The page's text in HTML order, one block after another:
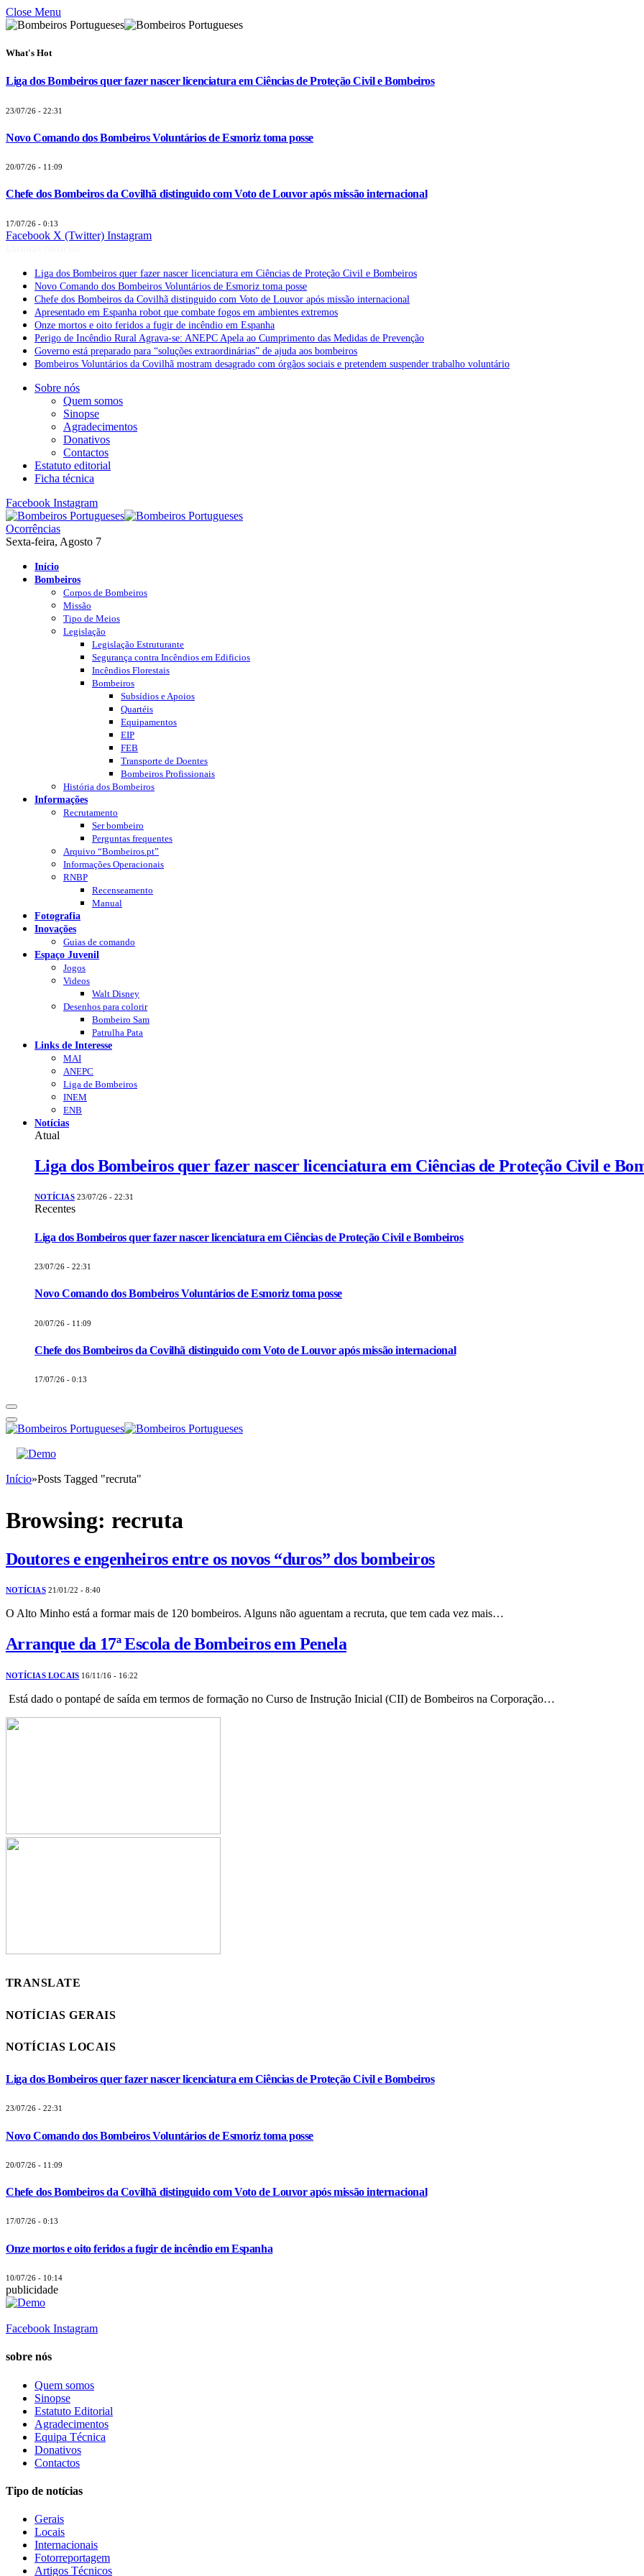
Close Menu
What's Hot
Liga dos Bombeiros quer fazer nascer licenciatura em Ciências de Proteção Civil e Bombeiros
23/07/26 - 22:31
Novo Comando dos Bombeiros Voluntários de Esmoriz toma posse
20/07/26 - 11:09
Chefe dos Bombeiros da Covilhã distinguido com Voto de Louvor após missão internacional
17/07/26 - 0:13
Facebook X (Twitter) Instagram
Liga dos Bombeiros quer fazer nascer licenciatura em Ciências de Proteção Civil e Bombeiros
Novo Comando dos Bombeiros Voluntários de Esmoriz toma posse
Chefe dos Bombeiros da Covilhã distinguido com Voto de Louvor após missão internacional
Apresentado em Espanha robot que combate fogos em ambientes extremos
Onze mortos e oito feridos a fugir de incêndio em Espanha
Perigo de Incêndio Rural Agrava-se: ANEPC Apela ao Cumprimento das Medidas de Prevenção
Governo está preparado para “soluções extraordinárias” de ajuda aos bombeiros
Bombeiros Voluntários da Covilhã mostram desagrado com órgãos sociais e pretendem suspender trabalho voluntário
Sobre nós
Quem somos
Sinopse
Agradecimentos
Donativos
Contactos
Estatuto editorial
Ficha técnica
Facebook Instagram
Ocorrências
Sexta-feira, Agosto 7
Início
Bombeiros
Corpos de Bombeiros
Missão
Tipo de Meios
Legislação
Legislação Estruturante
Segurança contra Incêndios em Edificios
Incêndios Florestais
Bombeiros
Subsídios e Apoios
Quartéis
Equipamentos
EIP
FEB
Transporte de Doentes
Bombeiros Profissionais
História dos Bombeiros
Informações
Recrutamento
Ser bombeiro
Perguntas frequentes
Arquivo “Bombeiros.pt”
Informações Operacionais
RNBP
Recenseamento
Manual
Fotografia
Inovações
Guias de comando
Espaço Juvenil
Jogos
Videos
Walt Disney
Desenhos para colorir
Bombeiro Sam
Patrulha Pata
Links de Interesse
MAI
ANEPC
Liga de Bombeiros
INEM
ENB
Notícias
Atual
Liga dos Bombeiros quer fazer nascer licenciatura em Ciências de Proteção Civil e
NOTÍCIAS 23/07/26 - 22:31
Recentes
Liga dos Bombeiros quer fazer nascer licenciatura em Ciências de Proteção Civil e Bombeiros
23/07/26 - 22:31
Novo Comando dos Bombeiros Voluntários de Esmoriz toma posse
20/07/26 - 11:09
Chefe dos Bombeiros da Covilhã distinguido com Voto de Louvor após missão internacional
17/07/26 - 0:13
Início»Posts Tagged "recruta"
Browsing: recruta
Doutores e engenheiros entre os novos “duros” dos bombeiros
NOTÍCIAS 21/01/22 - 8:40
O Alto Minho está a formar mais de 120 bombeiros. Alguns não aguentam a recruta, que tem cada vez mais…
Arranque da 17ª Escola de Bombeiros em Penela
NOTÍCIAS LOCAIS 16/11/16 - 16:22
Está dado o pontapé de saída em termos de formação no Curso de Instrução Inicial (CII) de Bombeiros na Corporação…
TRANSLATE
NOTÍCIAS GERAIS
NOTÍCIAS LOCAIS
Liga dos Bombeiros quer fazer nascer licenciatura em Ciências de Proteção Civil e Bombeiros
23/07/26 - 22:31
Novo Comando dos Bombeiros Voluntários de Esmoriz toma posse
20/07/26 - 11:09
Chefe dos Bombeiros da Covilhã distinguido com Voto de Louvor após missão internacional
17/07/26 - 0:13
Onze mortos e oito feridos a fugir de incêndio em Espanha
10/07/26 - 10:14
publicidade
Facebook Instagram
sobre nós
Quem somos
Sinopse
Estatuto Editorial
Agradecimentos
Equipa Técnica
Donativos
Contactos
Tipo de notícias
Gerais
Locais
Internacionais
Fotorreportagem
Artigos Técnicos